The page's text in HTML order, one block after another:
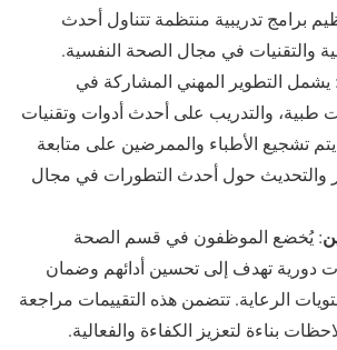
برامج تدريبية منتظمة تتناول أحدث
والتقنيات في مجال الصحة النفسية.
: يشمل التطوير المهني المشاركة في
طبية، والتدريب على أحدث أدوات وتقنيات
تشجيع الأطباء والممرضين على متابعة
والتحديث حول أحدث التطورات في مجال
: يُخضع الموظفون في قسم الصحة
دورية تهدف إلى تحسين أدائهم وضمان
الرعاية. تتضمن هذه التقييمات مراجعة
بناءة لتعزيز الكفاءة والفعالية.